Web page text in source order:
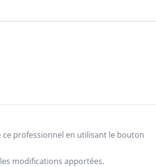
ce professionnel en utilisant le bouton
modifications apportées.